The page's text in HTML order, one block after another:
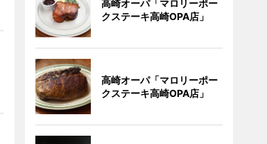
高崎オーパ「マロリーポー
クステーキ高崎OPA店」
高崎オーパ「マロリーポー
クステーキ高崎OPA店」